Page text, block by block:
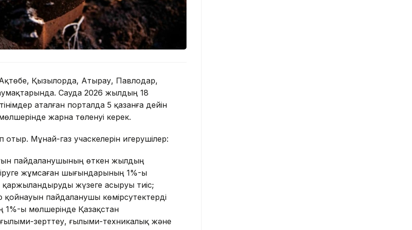
Қызылорда, Атырау, Павлодар,
Сауда 2026 жылдың 18
аталған порталда 5 қазанға дейін
жарна төленуі керек.
Мұнай-газ учаскелерін игерушілер:
пайдаланушының өткен жылдың
жұмсаған шығындарының 1%-ы
жүзеге асыруы тиіс;
пайдаланушы көмірсутектерді
1%-ы мөлшерінде Қазақстан
зерттеу, ғылыми-техникалық және